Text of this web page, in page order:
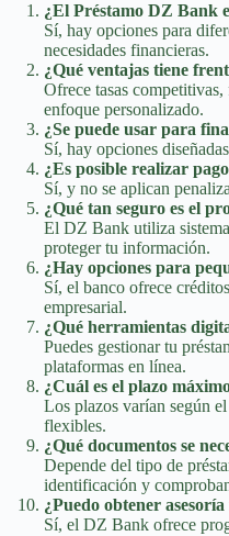
¿El Préstamo DZ Bank
Sí, hay opciones para
necesidades financieras.
¿Qué ventajas tiene
Ofrece tasas
enfoque personalizado.
¿Se puede usar para
Sí, hay opciones
¿Es posible realizar
Sí, y no se aplican
¿Qué tan seguro es el
El DZ Bank utiliza
proteger tu información.
¿Hay opciones para
Sí, el banco ofrece
empresarial.
¿Qué herramientas
Puedes gestionar tu
plataformas en línea.
¿Cuál es el plazo
Los plazos varían según
flexibles.
¿Qué documentos se
Depende del tipo de
identificación y
¿Puedo obtener
Sí, el DZ Bank ofrece